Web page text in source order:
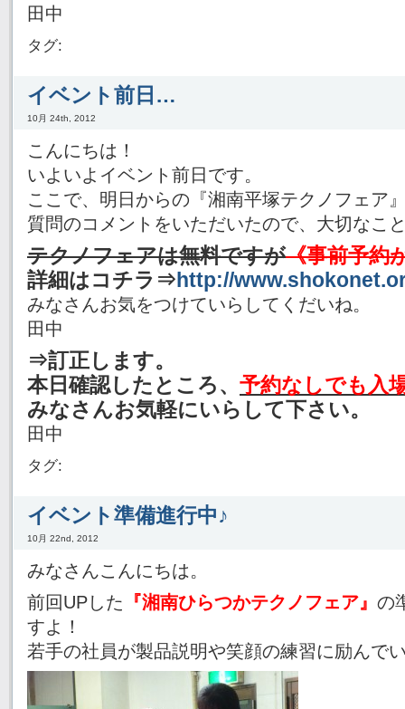
田中
タグ:
イベント前日…
10月 24th, 2012
こんにちは！
いよいよイベント前日です。
ここで、明日からの『湘南平塚テクノフェア
質問のコメントをいただいたので、大切なこ
テクノフェアは無料ですが《事前予約
詳細はコチラ⇒http://
みなさんお気をつけていらしてくだいね。
田中
⇒訂正します。
本日確認したところ、 予約なしでも入
みなさんお気軽にいらして下さい。
田中
タグ:
イベント準備進行中♪
10月 22nd, 2012
みなさんこんにちは。
前回UPした 『湘南ひらつかテクノフェア』 の
すよ！
若手の社員が製品説明や笑顔の練習に励んで